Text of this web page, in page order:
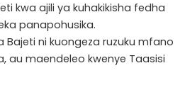
kwa ajili ya kuhakikisha fedha
panapohusika.
ni kuongeza ruzuku mfano
au maendeleo kwenye Taasisi